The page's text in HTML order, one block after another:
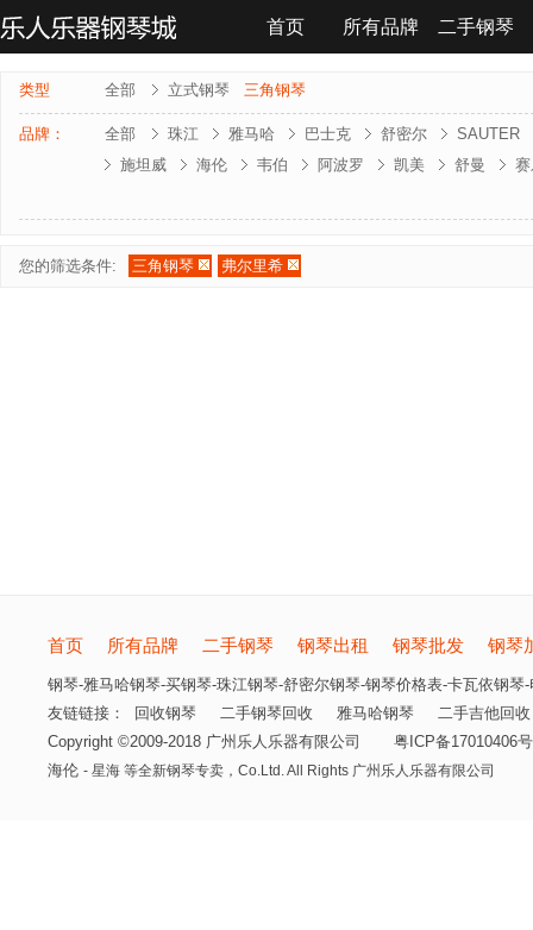
首页 所有品牌 二手钢琴
联系我们
类型 全部 立式钢琴 三角钢琴
品牌： 全部 珠江 雅马哈 巴士克 舒密尔
SAUTER
施坦威
海伦 韦伯 阿波罗 凯美 舒曼
您的筛选条件: 三角钢琴 弗尔里希
首页 所有品牌 二手钢琴 钢琴出租 钢琴批发 钢琴
钢琴-雅马哈钢琴-买钢琴-珠江钢琴-舒密尔钢琴-钢琴价格表-卡瓦依钢琴
友链链接：
回收钢琴 二手钢琴回收 雅马哈钢琴
二手吉他回收
Copyright ©2009-2018 广州乐人乐器有限公司
粤ICP备17010406
海伦 - 星海 等全新钢琴专卖， Co.Ltd. All Rights 广州乐人乐器有限公司